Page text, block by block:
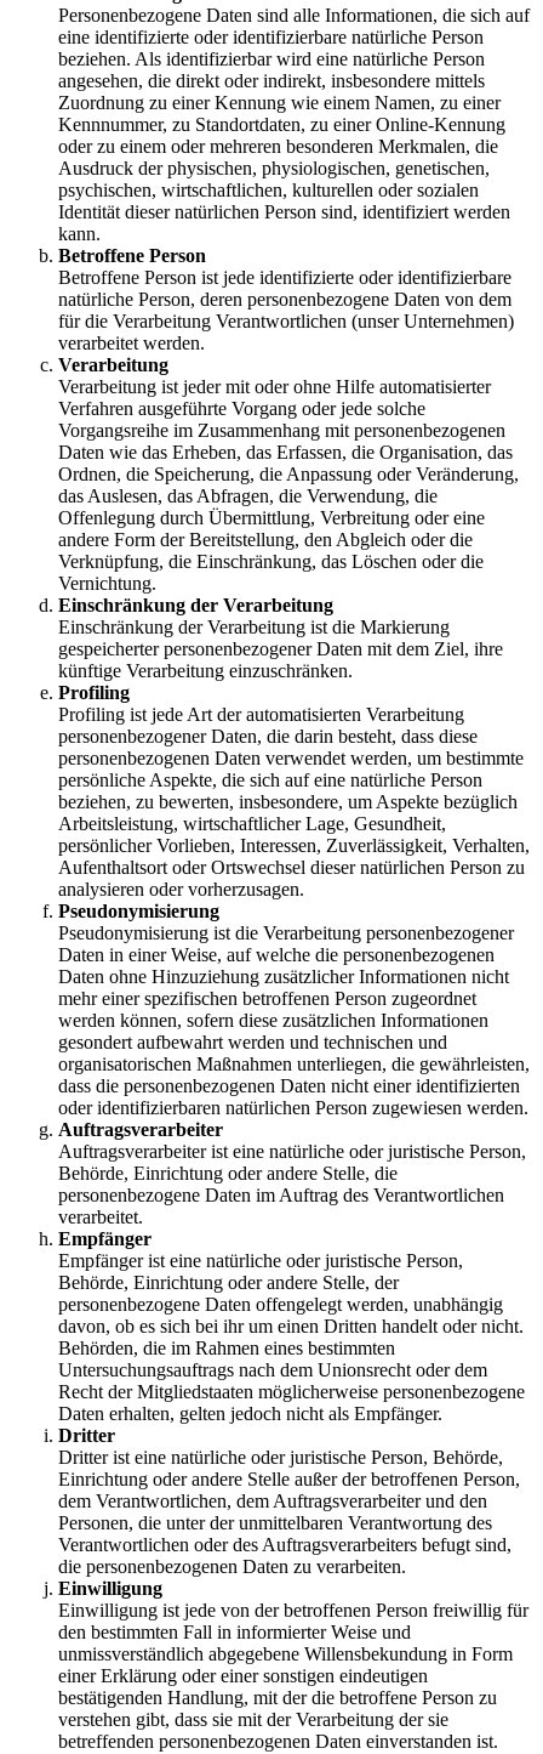
Personenbezogene Daten sind alle Informationen, die sich auf
eine identifizierte oder identifizierbare natürliche Person
beziehen. Als identifizierbar wird eine natürliche Person
angesehen, die direkt oder indirekt, insbesondere mittels
Zuordnung zu einer Kennung wie einem Namen, zu einer
Kennnummer, zu Standortdaten, zu einer Online-Kennung
oder zu einem oder mehreren besonderen Merkmalen, die
Ausdruck der physischen, physiologischen, genetischen,
psychischen, wirtschaftlichen, kulturellen oder sozialen
Identität dieser natürlichen Person sind, identifiziert werden
kann.
Betroffene Person
Betroffene Person ist jede identifizierte oder identifizierbare
natürliche Person, deren personenbezogene Daten von dem
für die Verarbeitung Verantwortlichen (unser Unternehmen)
verarbeitet werden.
Verarbeitung
Verarbeitung ist jeder mit oder ohne Hilfe automatisierter
Verfahren ausgeführte Vorgang oder jede solche
Vorgangsreihe im Zusammenhang mit personenbezogenen
Daten wie das Erheben, das Erfassen, die Organisation, das
Ordnen, die Speicherung, die Anpassung oder Veränderung,
das Auslesen, das Abfragen, die Verwendung, die
Offenlegung durch Übermittlung, Verbreitung oder eine
andere Form der Bereitstellung, den Abgleich oder die
Verknüpfung, die Einschränkung, das Löschen oder die
Vernichtung.
Einschränkung der Verarbeitung
Einschränkung der Verarbeitung ist die Markierung
gespeicherter personenbezogener Daten mit dem Ziel, ihre
künftige Verarbeitung einzuschränken.
Profiling
Profiling ist jede Art der automatisierten Verarbeitung
personenbezogener Daten, die darin besteht, dass diese
personenbezogenen Daten verwendet werden, um bestimmte
persönliche Aspekte, die sich auf eine natürliche Person
beziehen, zu bewerten, insbesondere, um Aspekte bezüglich
Arbeitsleistung, wirtschaftlicher Lage, Gesundheit,
persönlicher Vorlieben, Interessen, Zuverlässigkeit, Verhalten,
Aufenthaltsort oder Ortswechsel dieser natürlichen Person zu
analysieren oder vorherzusagen.
Pseudonymisierung
Pseudonymisierung ist die Verarbeitung personenbezogener
Daten in einer Weise, auf welche die personenbezogenen
Daten ohne Hinzuziehung zusätzlicher Informationen nicht
mehr einer spezifischen betroffenen Person zugeordnet
werden können, sofern diese zusätzlichen Informationen
gesondert aufbewahrt werden und technischen und
organisatorischen Maßnahmen unterliegen, die gewährleisten,
dass die personenbezogenen Daten nicht einer identifizierten
oder identifizierbaren natürlichen Person zugewiesen werden.
Auftragsverarbeiter
Auftragsverarbeiter ist eine natürliche oder juristische Person,
Behörde, Einrichtung oder andere Stelle, die
personenbezogene Daten im Auftrag des Verantwortlichen
verarbeitet.
Empfänger
Empfänger ist eine natürliche oder juristische Person,
Behörde, Einrichtung oder andere Stelle, der
personenbezogene Daten offengelegt werden, unabhängig
davon, ob es sich bei ihr um einen Dritten handelt oder nicht.
Behörden, die im Rahmen eines bestimmten
Untersuchungsauftrags nach dem Unionsrecht oder dem
Recht der Mitgliedstaaten möglicherweise personenbezogene
Daten erhalten, gelten jedoch nicht als Empfänger.
Dritter
Dritter ist eine natürliche oder juristische Person, Behörde,
Einrichtung oder andere Stelle außer der betroffenen Person,
dem Verantwortlichen, dem Auftragsverarbeiter und den
Personen, die unter der unmittelbaren Verantwortung des
Verantwortlichen oder des Auftragsverarbeiters befugt sind,
die personenbezogenen Daten zu verarbeiten.
Einwilligung
Einwilligung ist jede von der betroffenen Person freiwillig für
den bestimmten Fall in informierter Weise und
unmissverständlich abgegebene Willensbekundung in Form
einer Erklärung oder einer sonstigen eindeutigen
bestätigenden Handlung, mit der die betroffene Person zu
verstehen gibt, dass sie mit der Verarbeitung der sie
betreffenden personenbezogenen Daten einverstanden ist.